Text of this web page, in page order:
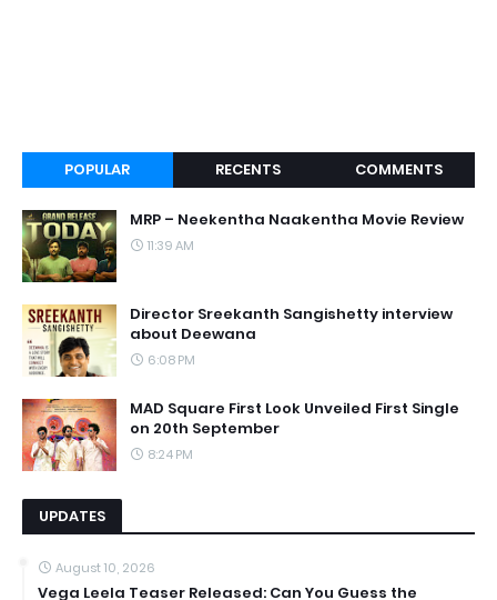
POPULAR RECENTS COMMENTS
MRP – Neekentha Naakentha Movie Review
11:39 AM
Director Sreekanth Sangishetty interview
about Deewana
6:08 PM
MAD Square First Look Unveiled First Single
on 20th September
8:24 PM
UPDATES
August 10, 2026
Vega Leela Teaser Released: Can You Guess the